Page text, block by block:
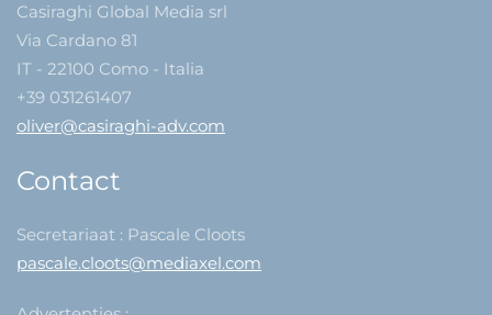
Casiraghi Global Media srl
Via Cardano 81
IT - 22100 Como - Italia
+39 031261407
oliver@casiraghi-adv.com
Contact
Secretariaat : Pascale Cloots
pascale.cloots@mediaxel.com